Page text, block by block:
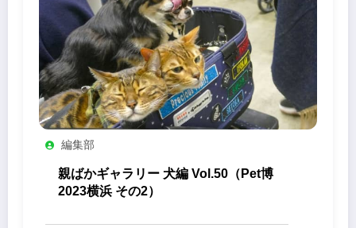
編集部
親ばかギャラリー 犬編 Vol.50（Pet博
2023横浜 その2）